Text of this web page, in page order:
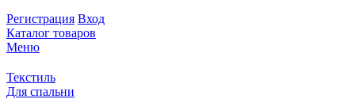
Регистрация Вход
Каталог товаров
Меню
Текстиль
Для спальни